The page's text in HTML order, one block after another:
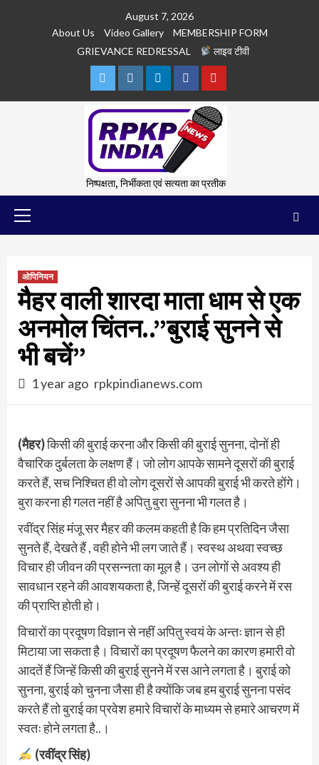
August 7, 2026
About Us
Video Gallery
MEMBERSHIP FORM
GRIEVANCE REDRESSAL
लाइव टीवी
TwitterInstagramLinkedlnFacebookYoutube
निष्पक्षता, निर्भीकता एवं सत्यता का प्रतीक
Primary
ओपिनियन
मैहर वाली शारदा माता धाम से एक
अनमोल चिंतन..”बुराई सुनने से
भी बचें”
1 year ago rpkpindianews.com
(मैहर)किसी की बुराई करना और किसी की बुराई सुनना, दोनों ही
वैचारिक दुर्बलता के लक्षण हैं। जो लोग आपके सामने दूसरों की बुराई
करते हैं, सच निश्चित ही वो लोग दूसरों से आपकी बुराई भी करते होंगे।
बुरा करना ही गलत नहीं है अपितु बुरा सुनना भी गलत है।
रवींद्र सिंह मंजू सर मैहर की कलम कहती है कि हम प्रतिदिन जैसा
सुनते हैं, देखते हैं , वही होने भी लग जाते हैं। स्वस्थ अथवा स्वच्छ
विचार ही जीवन की प्रसन्नता का मूल है। उन लोगों से अवश्य ही
सावधान रहने की आवशयकता है, जिन्हें दूसरों की बुराई करने में रस
की प्राप्ति होती हो।
विचारों का प्रदूषण विज्ञान से नहीं अपितु स्वयं के अन्तः ज्ञान से ही
मिटाया जा सकता है। विचारों का प्रदूषण फैलने का कारण हमारी वो
आदतें हैं जिन्हें किसी की बुराई सुनने में रस आने लगता है। बुराई को
सुनना, बुराई को चुनना जैसा ही है क्योंकि जब हम बुराई सुनना पसंद
करते हैं तो बुराई का प्रवेश हमारे विचारों के माध्यम से हमारे आचरण में
स्वतः होने लगता है..।
(रवींद्र सिंह)